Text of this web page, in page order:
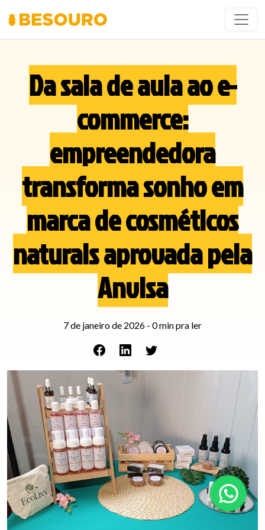
Da sala de aula ao e-
commerce:
empreendedora
transforma sonho em
marca de cosméticos
naturais aprovada pela
Anvisa
7 de janeiro de 2026 - 0min pra ler